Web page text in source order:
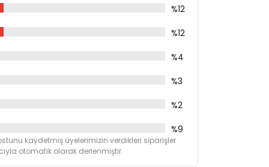
%12
%12
%4
%3
%2
%9
kaydetmiş üyelerimizin verdikleri siparişler
otomatik olarak derlenmiştir.